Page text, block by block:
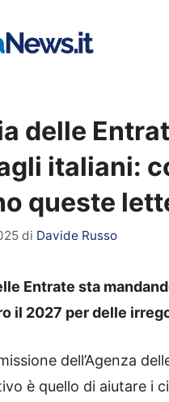
delle
italiani:
queste
di Davide Russo
Entrate sta
il 2027 per delle
dell’Agenza
è quello di aiutare i